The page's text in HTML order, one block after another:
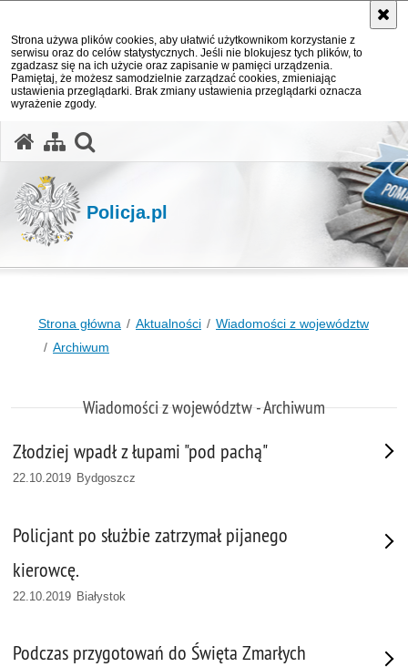
Strona używa plików cookies, aby ułatwić użytkownikom korzystanie z
serwisu oraz do celów statystycznych. Jeśli nie blokujesz tych plików, to
zgadzasz się na ich użycie oraz zapisanie w pamięci urządzenia.
Pamiętaj, że możesz samodzielnie zarządzać cookies, zmieniając
ustawienia przeglądarki. Brak zmiany ustawienia przeglądarki oznacza
wyrażenie zgody.
Policja.pl
Strona główna Aktualności
Wiadomości z województw
Archiwum
Wiadomości z województw - Archiwum
Złodziej wpadł z łupami "pod pachą"
22.10.2019 Bydgoszcz
Policjant po służbie zatrzymał pijanego
kierowcę.
22.10.2019 Białystok
Podczas przygotowań do Święta Zmarłych